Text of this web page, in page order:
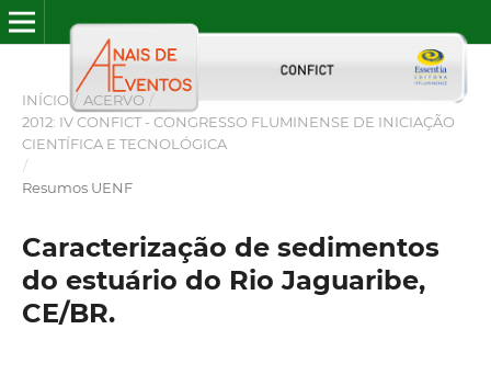
INÍCIO / ACERVO /
2012: IV CONFICT - CONGRESSO FLUMINENSE DE INICIAÇÃO
CIENTÍFICA E TECNOLÓGICA
/
Resumos UENF
Caracterização de sedimentos
do estuário do Rio Jaguaribe,
CE/BR.